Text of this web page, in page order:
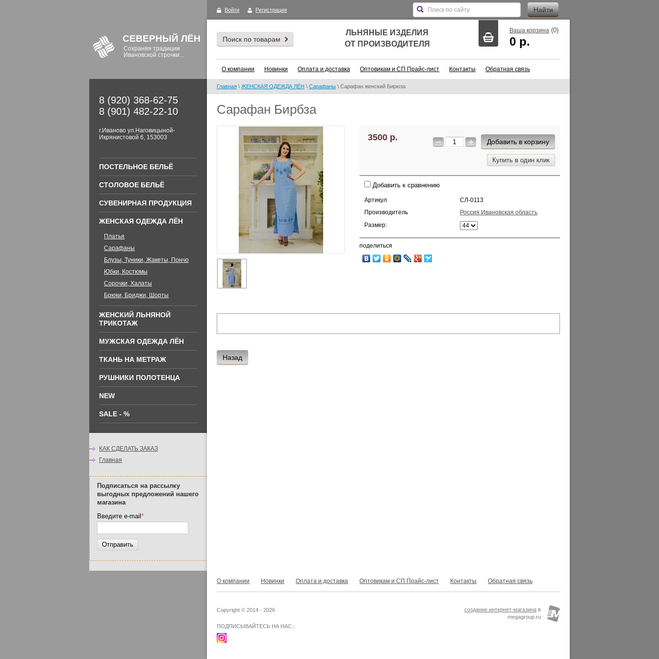
СЕВЕРНЫЙ ЛЁН
Сохраняя традиции
Ивановской строчки...
Войти Регистрация
Поиск по товарам
ЛЬНЯНЫЕ ИЗДЕЛИЯ
ОТ ПРОИЗВОДИТЕЛЯ
Ваша корзина (0)
0 р.
О компании Новинки Оплата и доставка Оптовикам и СП Прайс-лист Контакты Обратная связь
8 (920) 368-62-75
8 (901) 482-22-10
г.Иваново ул.Наговицыной-
Икрянистовой 6, 153003
ПОСТЕЛЬНОЕ БЕЛЬЁ
СТОЛОВОЕ БЕЛЬЁ
СУВЕНИРНАЯ ПРОДУКЦИЯ
ЖЕНСКАЯ ОДЕЖДА ЛЁН
Платья
Сарафаны
Блузы, Туники, Жакеты, Пончо
Юбки, Костюмы
Сорочки, Халаты
Брюки, Бриджи, Шорты
ЖЕНСКИЙ ЛЬНЯНОЙ
ТРИКОТАЖ
МУЖСКАЯ ОДЕЖДА ЛЁН
ТКАНЬ НА МЕТРАЖ
РУШНИКИ ПОЛОТЕНЦА
NEW
SALE - %
КАК СДЕЛАТЬ ЗАКАЗ
Главная
Подписаться на рассылку
выгодных предложений нашего
магазина
Введите e-mail *
Отправить
Главная \ ЖЕНСКАЯ ОДЕЖДА ЛЁН \ Сарафаны \ Сарафан женский Бирюза
Сарафан Бирбза
3500 р. − + Добавить в корзину
Купить в один клик
Добавить к сравнению
Артикул
СЛ-0113
Производитель
Россия Ивановская область
Размер:
поделиться
Назад
О компании Новинки Оплата и доставка Оптовикам и СП Прайс-лист Контакты Обратная связь
Copyright © 2014 - 2026
ПОДПИСЫВАЙТЕСЬ НА НАС::
создание интернет-магазина в
megagroup.ru